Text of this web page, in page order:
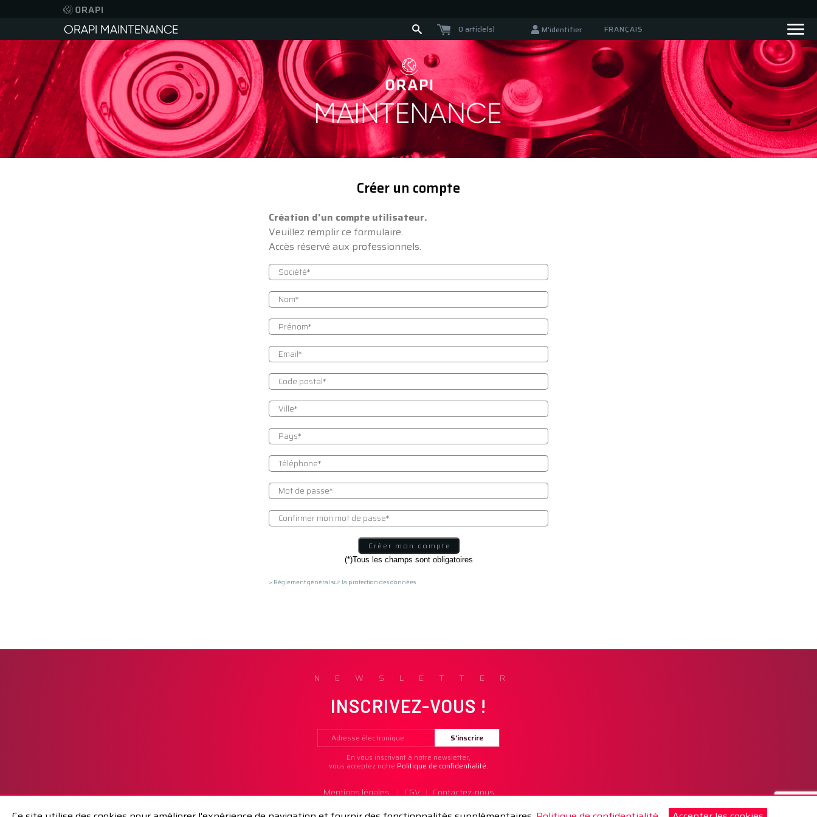
0 article(s) M'identifier FRANÇAIS
Créer un compte
Création d'un compte utilisateur.
Veuillez remplir ce formulaire.
Accès réservé aux professionnels.
(*)Tous les champs sont obligatoires
> Règlement général sur la protection des données
NEWSLETTER
INSCRIVEZ-VOUS !
En vous inscrivant à notre newsletter,
vous acceptez notre Politique de confidentialité.
Mentions légales | CGV | Contactez-nous